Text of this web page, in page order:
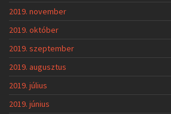
2019. november
2019. október
2019. szeptember
2019. augusztus
2019. július
2019. június